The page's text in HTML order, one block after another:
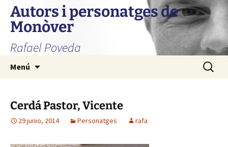
Autors i personatges de
Monòver
Rafael Poveda
Menú Buscar:
Cerdá Pastor, Vicente
29 junio, 2014 Personatges rafa